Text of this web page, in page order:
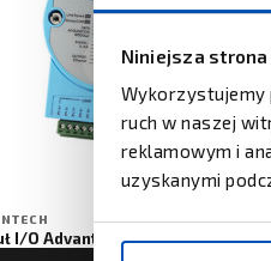
Niniejsza
Wykorzystujemy
ruch w naszej
reklamowym i
uzyskanymi
I/O Advantech ADAM-6022